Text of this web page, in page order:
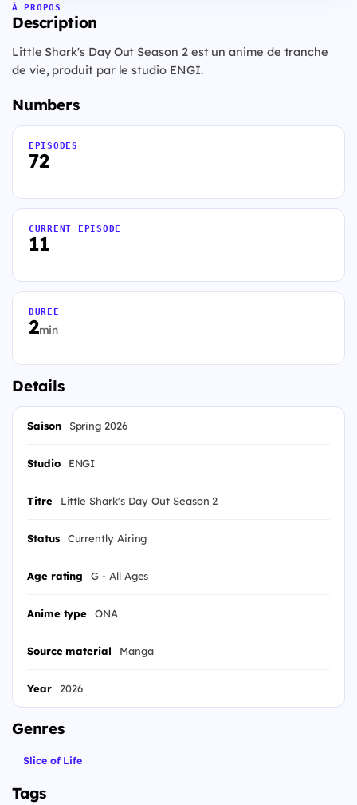
À PROPOS
Description
Little Shark's Day Out Season 2 est un anime de tranche
de vie, produit par le studio ENGI.
Numbers
72
ÉPISODES
11
CURRENT EPISODE
2min
DURÉE
Details
Saison Spring 2026
Studio ENGI
Titre Little Shark's Day Out Season 2
Status Currently Airing
Age rating G - All Ages
Anime type ONA
Source material Manga
Year 2026
Genres
Slice of Life
Tags